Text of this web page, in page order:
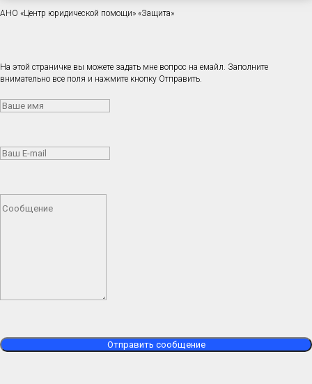
АНО «Центр юридической помощи» «Защита»
На этой страничке вы можете задать мне вопрос на емайл. Заполните
внимательно все поля и нажмите кнопку Отправить.
Отправить сообщение